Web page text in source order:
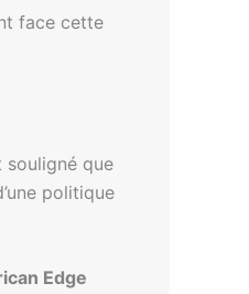
face cette
souligné que
politique
Edge